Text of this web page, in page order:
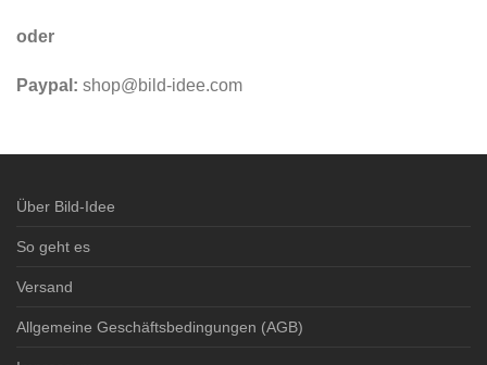
oder
Paypal: shop@bild-idee.com
Über Bild-Idee
So geht es
Versand
Allgemeine Geschäftsbedingungen (AGB)